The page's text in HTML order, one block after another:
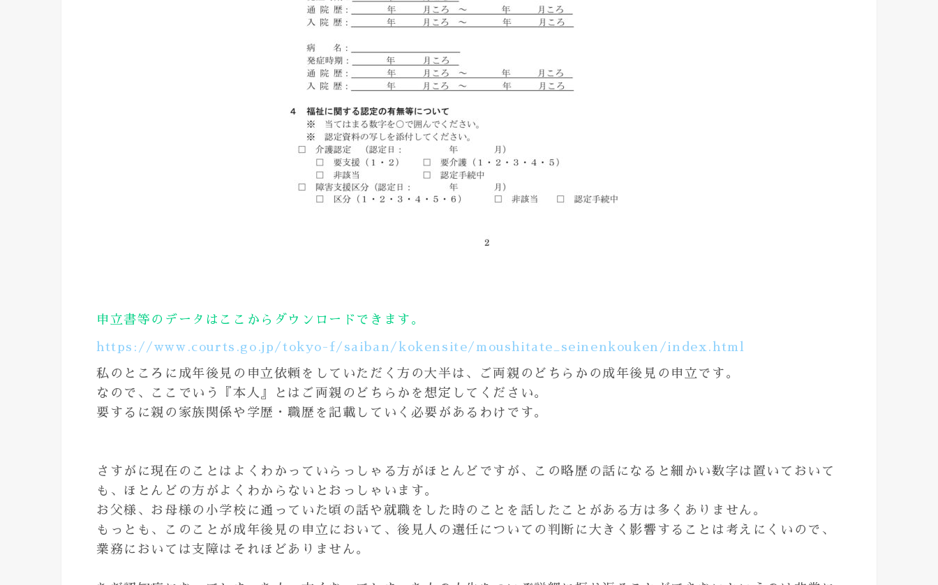
申立書等のデータはここからダウンロードできます。
https://www.courts.go.jp/tokyo-f/saiban/kokensite/moushitate_seinenkouken/index.html
私のところに成年後見の申立依頼をしていただく方の大半は、ご両親のどちらかの成年後見の申立です。
なので、ここでいう『本人』とはご両親のどちらかを想定してください。
要するに親の家族関係や学歴・職歴を記載していく必要があるわけです。
さすがに現在のことはよくわかっていらっしゃる方がほとんどですが、この略歴の話になると細かい数字は置いておいて
も、ほとんどの方がよくわからないとおっしゃいます。
お父様、お母様の小学校に通っていた頃の話や就職をした時のことを話したことがある方は多くありません。
もっとも、このことが成年後見の申立において、後見人の選任についての判断に大きく影響することは考えにくいので、
業務においては支障はそれほどありません。